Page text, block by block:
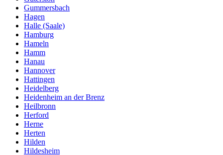
Gummersbach
Hagen
Halle (Saale)
Hamburg
Hameln
Hamm
Hanau
Hannover
Hattingen
Heidelberg
Heidenheim an der Brenz
Heilbronn
Herford
Herne
Herten
Hilden
Hildesheim